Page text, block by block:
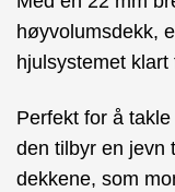
høyvolumsdekk,
hjulsystemet klart
Perfekt for å
den tilbyr en
dekkene, som